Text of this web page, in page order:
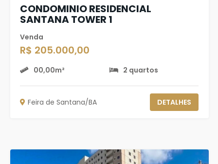
CONDOMINIO RESIDENCIAL
SANTANA TOWER 1
Venda
R$ 205.000,00
00,00m² 2 quartos
Feira de Santana/BA DETALHES